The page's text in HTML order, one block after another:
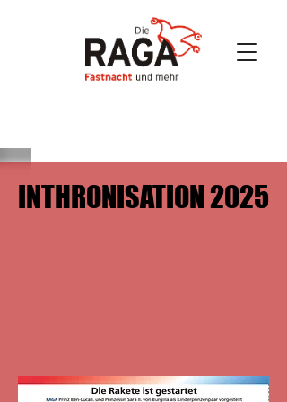
INTHRONISATION 2025
INTHRONISATION 2025